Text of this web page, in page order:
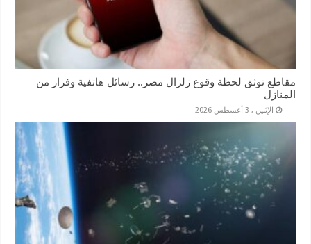
مقاطع توثق لحظة وقوع زلزال مصر.. رسائل هاتفية وفرار من
المنازل
الإثنين , 3 أغسطس 2026